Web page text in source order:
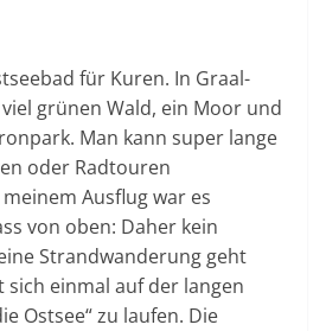
für Kuren. In Graal-
grünen Wald, ein Moor und
Man kann super lange
oder Radtouren
Ausflug war es
von oben: Daher kein
Strandwanderung geht
sich einmal auf der langen
Ostsee“ zu laufen. Die